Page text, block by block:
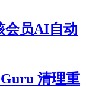
会员AI自动
清理重